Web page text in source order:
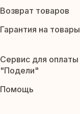
Возврат товаров
Гарантия на товары
Сервис для оплаты
"Подели"
Помощь